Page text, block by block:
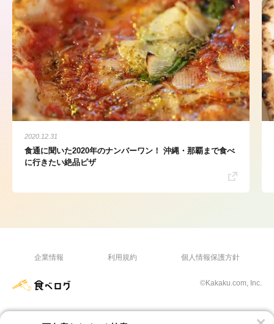
2020.12.31
食通に聞いた2020年のナンバーワン！ 沖縄・那覇まで食べ
に行きたい絶品ピザ
企業情報 利用規約 個人情報保護方針
©Kakaku.com, Inc.